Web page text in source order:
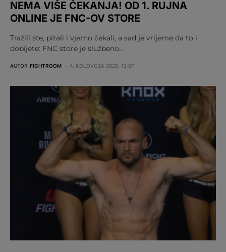
NEMA VIŠE ČEKANJA! OD 1. RUJNA
ONLINE JE FNC-OV STORE
Tražili ste, pitali i vjerno čekali, a sad je vrijeme da to i
dobijete: FNC store je službeno…
AUTOR FIGHTROOM 4. KOLOVOZA 2026. 12:07